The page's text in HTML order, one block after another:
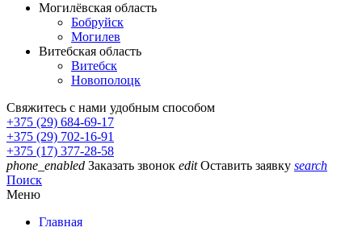
Могилёвская область
Бобруйск
Могилев
Витебская область
Витебск
Новополоцк
Свяжитесь с нами удобным способом
+375 (29) 684-69-17
+375 (29) 702-16-91
+375 (17) 377-28-58
phone_enabled Заказать звонок edit Оставить заявку search
Поиск
Меню
Главная